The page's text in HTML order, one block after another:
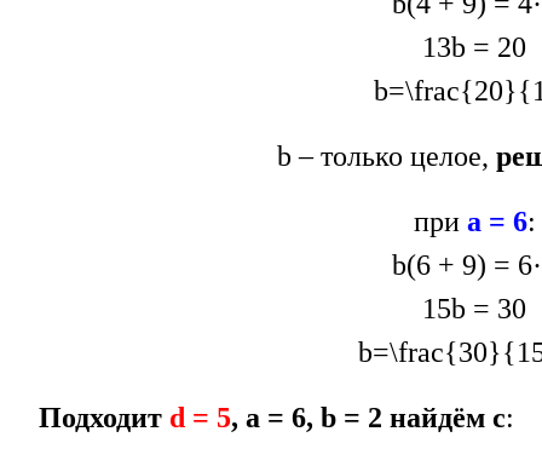
13b = 20
b – только целое,
при а = 6:
b(6 + 9) =
15b = 30
Подходит d = 5, а = 6, b = 2 найдём с: